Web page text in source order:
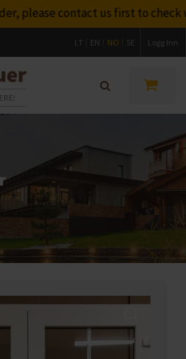
contact us first to check
LT EN NO SE Logg Inn